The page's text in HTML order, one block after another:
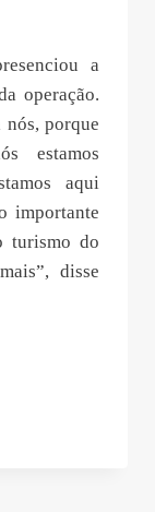
a
operação.
porque
estamos
aqui
importante
turismo do
disse